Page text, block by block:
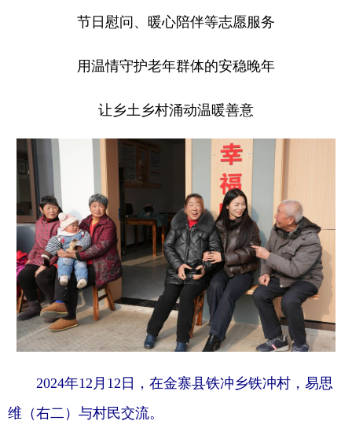
节日慰问、暖心陪伴等志愿服务
用温情守护老年群体的安稳晚年
让乡土乡村涌动温暖善意
2024年12月12日，在金寨县铁冲乡铁冲村，易思
维（右二）与村民交流。